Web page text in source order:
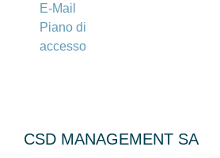
E-Mail
Piano di
accesso
CSD MANAGEMENT SA